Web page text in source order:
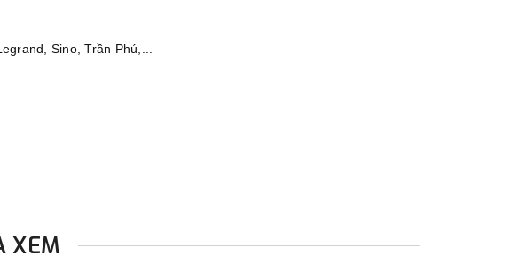
Sino, Trần Phú,...
XEM